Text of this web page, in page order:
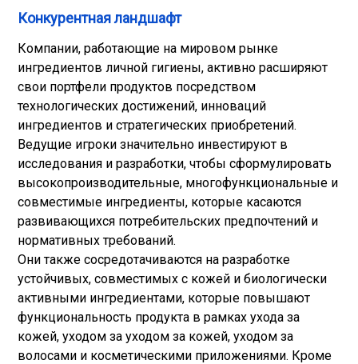
Конкурентная ландшафт
Компании, работающие на мировом рынке
ингредиентов личной гигиены, активно расширяют
свои портфели продуктов посредством
технологических достижений, инноваций
ингредиентов и стратегических приобретений.
Ведущие игроки значительно инвестируют в
исследования и разработки, чтобы сформулировать
высокопроизводительные, многофункциональные и
совместимые ингредиенты, которые касаются
развивающихся потребительских предпочтений и
нормативных требований.
Они также сосредотачиваются на разработке
устойчивых, совместимых с кожей и биологически
активными ингредиентами, которые повышают
функциональность продукта в рамках ухода за
кожей, уходом за уходом за кожей, уходом за
волосами и косметическими приложениями. Кроме